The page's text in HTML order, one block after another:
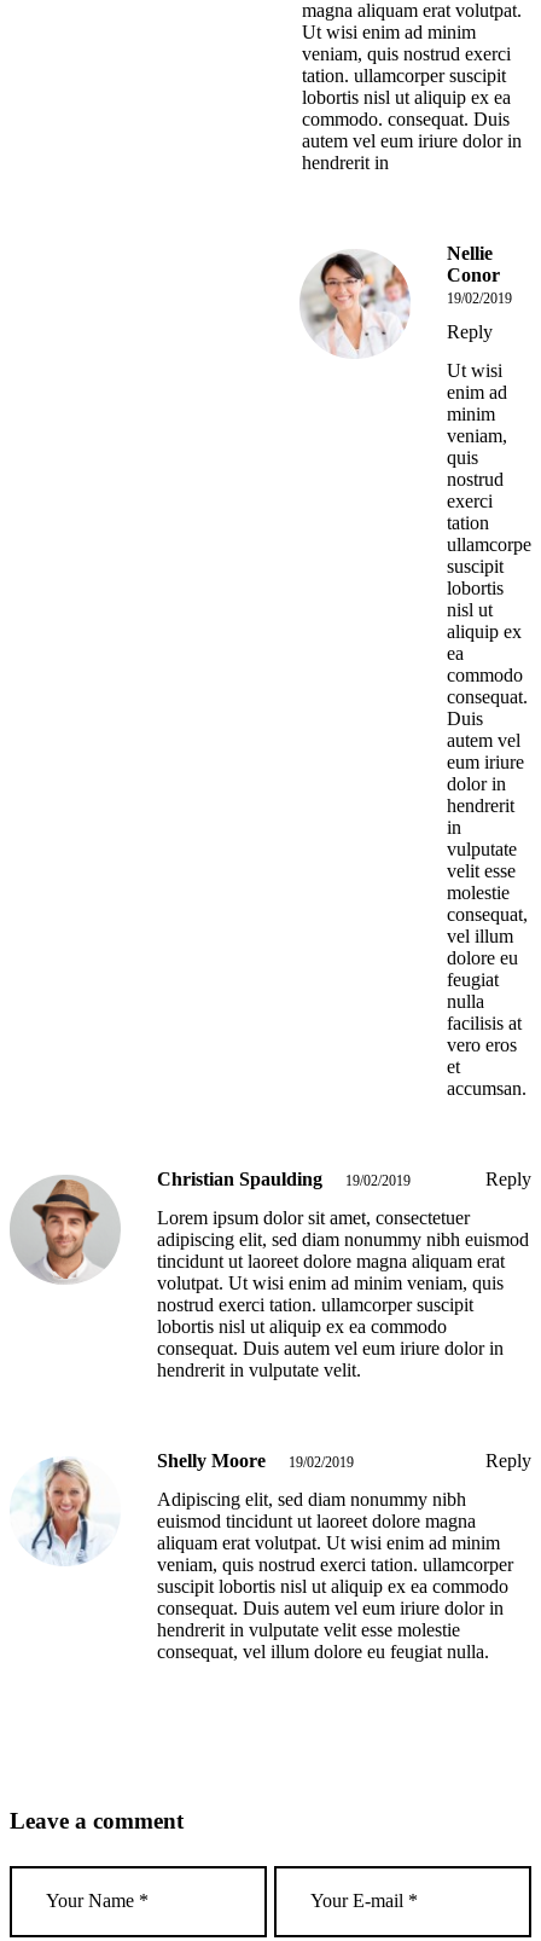
magna aliquam erat volutpat.
Ut wisi enim ad minim
veniam, quis nostrud exerci
tation. ullamcorper suscipit
lobortis nisl ut aliquip ex ea
commodo. consequat. Duis
autem vel eum iriure dolor in
hendrerit in
Nellie
Conor
19/02/2019
Ut wisi
enim ad
minim
veniam,
quis
nostrud
exerci
tation
ullamcorper
suscipit
lobortis
nisl ut
aliquip ex
ea
commodo
consequat.
Duis
autem vel
eum iriure
dolor in
hendrerit
in
vulputate
velit esse
molestie
consequat,
vel illum
dolore eu
feugiat
nulla
facilisis at
vero eros
et
accumsan.
Reply
Christian Spaulding 19/02/2019
Lorem ipsum dolor sit amet, consectetuer
adipiscing elit, sed diam nonummy nibh euismod
tincidunt ut laoreet dolore magna aliquam erat
volutpat. Ut wisi enim ad minim veniam, quis
nostrud exerci tation. ullamcorper suscipit
lobortis nisl ut aliquip ex ea commodo
consequat. Duis autem vel eum iriure dolor in
hendrerit in vulputate velit.
Reply
Shelly Moore 19/02/2019
Adipiscing elit, sed diam nonummy nibh
euismod tincidunt ut laoreet dolore magna
aliquam erat volutpat. Ut wisi enim ad minim
veniam, quis nostrud exerci tation. ullamcorper
suscipit lobortis nisl ut aliquip ex ea commodo
consequat. Duis autem vel eum iriure dolor in
hendrerit in vulputate velit esse molestie
consequat, vel illum dolore eu feugiat nulla.
Reply
Leave a comment